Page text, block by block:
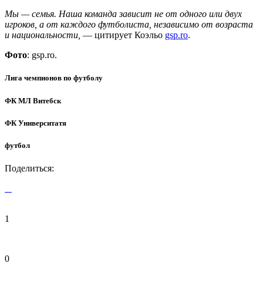
Мы — семья. Наша команда зависит не от одного или двух
игроков, а от каждого футболиста, независимо от возраста
и национальности, — цитирует Коэльо gsp.ro.
Фото: gsp.ro.
Лига чемпионов по футболу
ФК МЛ Витебск
ФК Университатя
футбол
Поделиться:
1
0